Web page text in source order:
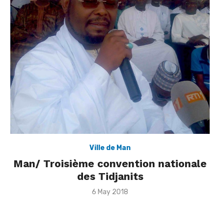
Ville de Man
Man/ Troisième convention nationale
des Tidjanits
Posted
6 May 2018